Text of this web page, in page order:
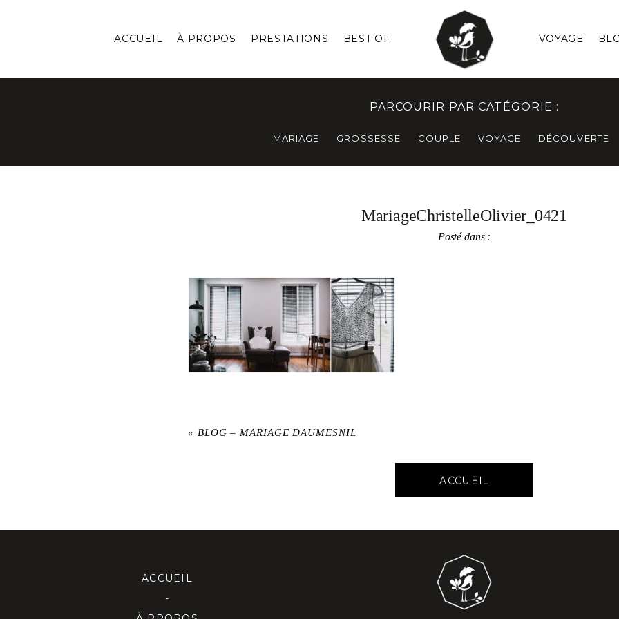
ACCUEIL À PROPOS PRESTATIONS BEST OF VOYAGE
PARCOURIR PAR CATÉGORIE :
MARIAGE GROSSESSE COUPLE VOYAGE DÉCOUVERTE
MariageChristelleOlivier_0421
Posté dans :
« BLOG – MARIAGE DAUMESNIL
ACCUEIL
ACCUEIL
-